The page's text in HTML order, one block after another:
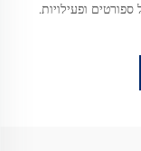
ופעילויות.